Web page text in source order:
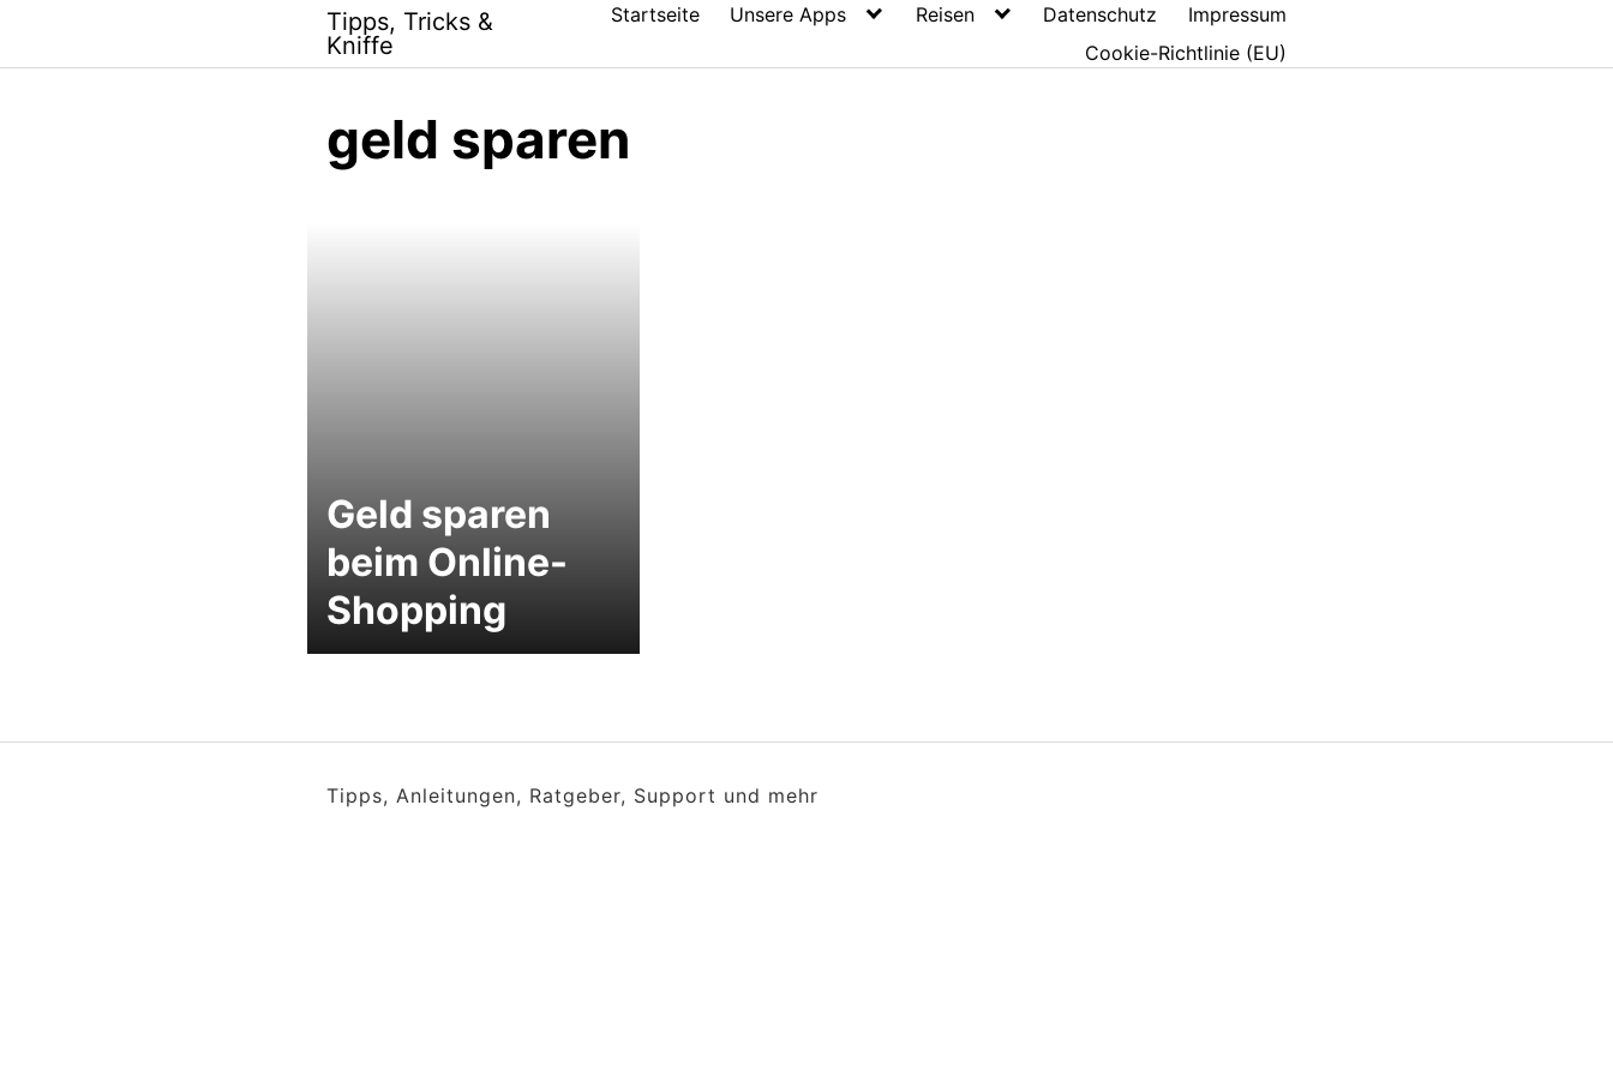
content
Tipps, Tricks &
Kniffe
Startseite Unsere Apps Reisen Datenschutz
Impressum
Cookie-Richtlinie (EU)
geld sparen
Geld sparen
beim Online-
Shopping
Tipps, Anleitungen, Ratgeber, Support und mehr